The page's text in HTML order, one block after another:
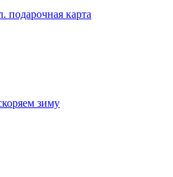
подарочная карта
зиму